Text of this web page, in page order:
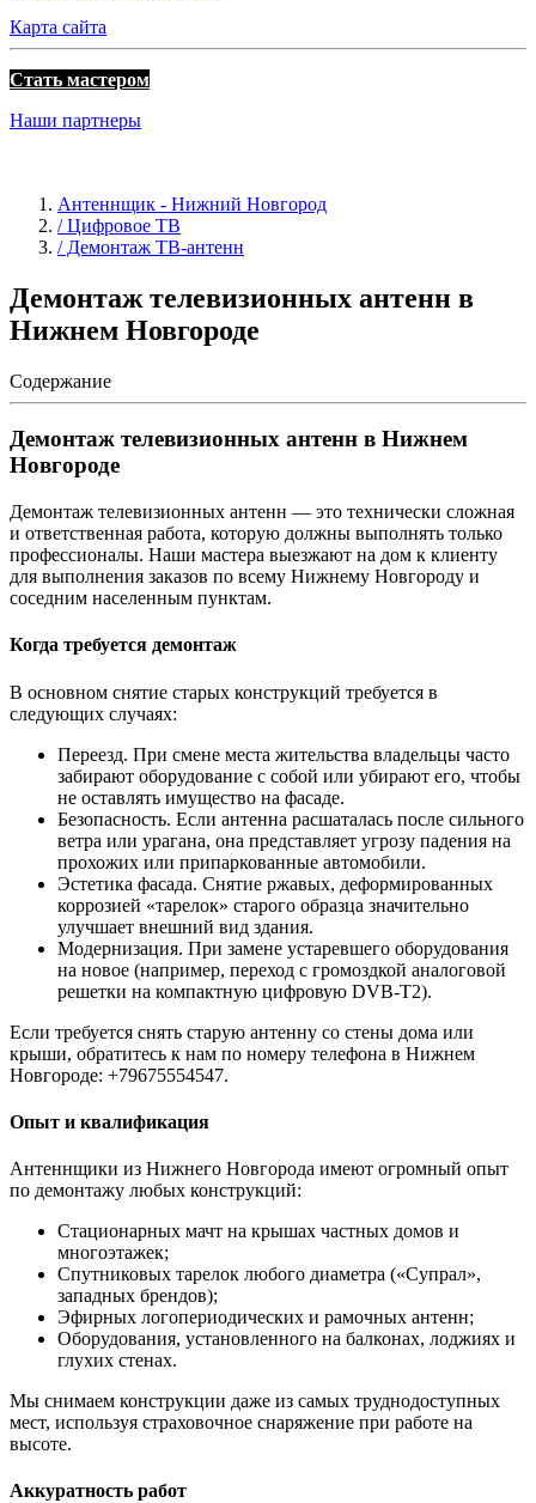
Карта сайта
Стать мастером
Наши партнеры
Антеннщик - Нижний Новгород
/ Цифровое ТВ
/ Демонтаж ТВ-антенн
Демонтаж телевизионных антенн в
Нижнем Новгороде
Содержание
Демонтаж телевизионных антенн в Нижнем
Новгороде
Демонтаж телевизионных антенн — это технически сложная
и ответственная работа, которую должны выполнять только
профессионалы. Наши мастера выезжают на дом к клиенту
для выполнения заказов по всему Нижнему Новгороду и
соседним населенным пунктам.
Когда требуется демонтаж
В основном снятие старых конструкций требуется в
следующих случаях:
Переезд. При смене места жительства владельцы часто
забирают оборудование с собой или убирают его, чтобы
не оставлять имущество на фасаде.
Безопасность. Если антенна расшаталась после сильного
ветра или урагана, она представляет угрозу падения на
прохожих или припаркованные автомобили.
Эстетика фасада. Снятие ржавых, деформированных
коррозией «тарелок» старого образца значительно
улучшает внешний вид здания.
Модернизация. При замене устаревшего оборудования
на новое (например, переход с громоздкой аналоговой
решетки на компактную цифровую DVB-T2).
Если требуется снять старую антенну со стены дома или
крыши, обратитесь к нам по номеру телефона в Нижнем
Новгороде: +79675554547.
Опыт и квалификация
Антеннщики из Нижнего Новгорода имеют огромный опыт
по демонтажу любых конструкций:
Стационарных мачт на крышах частных домов и
многоэтажек;
Спутниковых тарелок любого диаметра («Супрал»,
западных брендов);
Эфирных логопериодических и рамочных антенн;
Оборудования, установленного на балконах, лоджиях и
глухих стенах.
Мы снимаем конструкции даже из самых труднодоступных
мест, используя страховочное снаряжение при работе на
высоте.
Аккуратность работ